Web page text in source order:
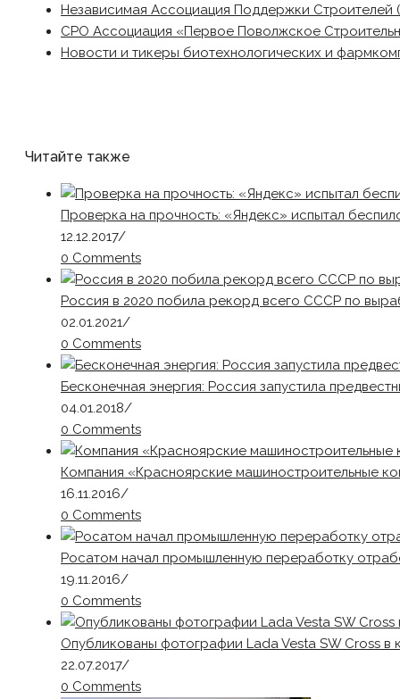
Независимая Ассоциация Поддержки Строителей
СРО Ассоциация «Первое Поволжское
Новости и тикеры биотехнологических и
Читайте также
Проверка на прочность: «Яндекс» испытал
12.12.2017/
0 Comments
Россия в 2020 побила рекорд всего СССР по
02.01.2021/
0 Comments
Бесконечная энергия: Россия запустила
04.01.2018/
0 Comments
Компания «Красноярские машиностроительные
16.11.2016/
0 Comments
Росатом начал промышленную переработку
19.11.2016/
0 Comments
Опубликованы фотографии Lada Vesta SW Cross в
22.07.2017/
0 Comments